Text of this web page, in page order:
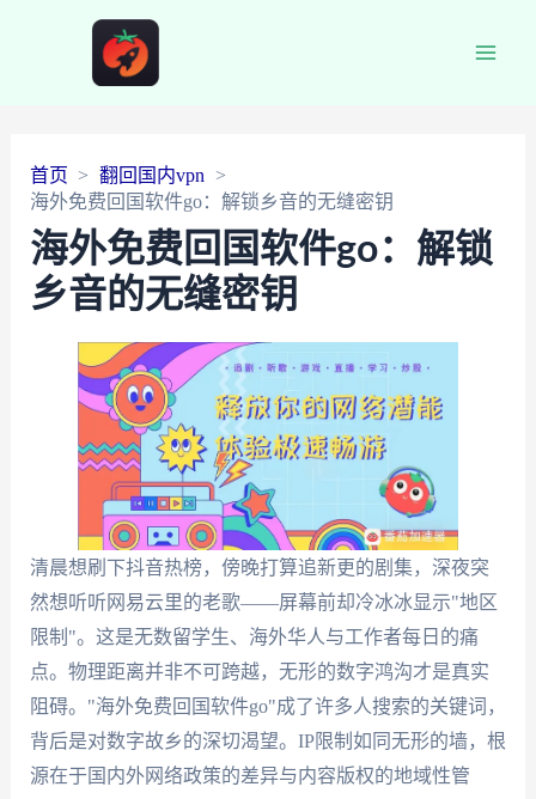
首页
翻回国内vpn
海外免费回国软件go：解锁乡音的无缝密钥
海外免费回国软件go：解锁
乡音的无缝密钥
清晨想刷下抖音热榜，傍晚打算追新更的剧集，深夜突
然想听听网易云里的老歌——屏幕前却冷冰冰显示"地区
限制"。这是无数留学生、海外华人与工作者每日的痛
点。物理距离并非不可跨越，无形的数字鸿沟才是真实
阻碍。"海外免费回国软件go"成了许多人搜索的关键词，
背后是对数字故乡的深切渴望。IP限制如同无形的墙，根
源在于国内外网络政策的差异与内容版权的地域性管